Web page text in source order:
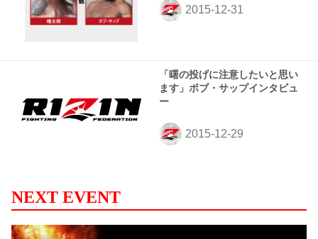
「曙の投げに注意したいと思い
ます」ボブ・サップインタビュ
ー
NEXT EVENT